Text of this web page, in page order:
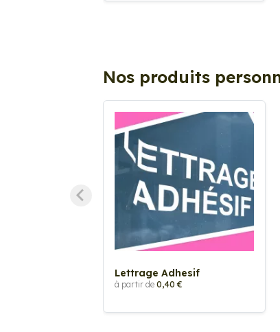
Nos produits
Lettrage Adhesif
à partir de 0,40 €